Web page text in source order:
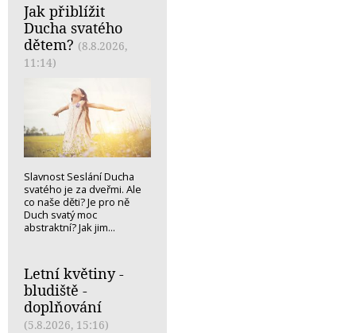
Jak přiblížit
Ducha svatého
dětem? (8.8.2026,
11:14)
Slavnost Seslání Ducha
svatého je za dveřmi. Ale
co naše děti? Je pro ně
Duch svatý moc
abstraktní? Jak jim...
Letní květiny -
bludiště -
doplňování
(5.8.2026, 15:16)